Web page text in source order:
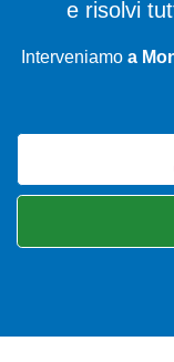
e risolvi
Interveniamo a